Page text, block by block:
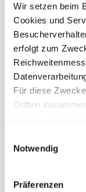
Wir setzen beim
Cookies und
erfolgt zum
Für diese
Dritten
„Cookies und
einzelner
geben Sie Ihre
zu den
Notwendig
Präferenzen